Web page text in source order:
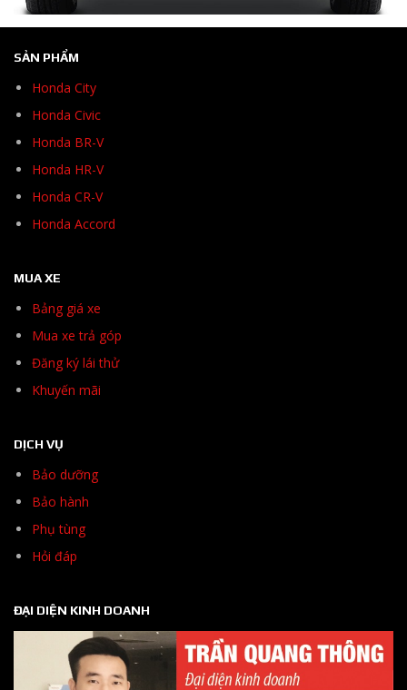
SẢN PHẨM
Honda City
Honda Civic
Honda BR-V
Honda HR-V
Honda CR-V
Honda Accord
MUA XE
Bảng giá xe
Mua xe trả góp
Đăng ký lái thử
Khuyến mãi
DỊCH VỤ
Bảo dưỡng
Bảo hành
Phụ tùng
Hỏi đáp
ĐẠI DIỆN KINH DOANH